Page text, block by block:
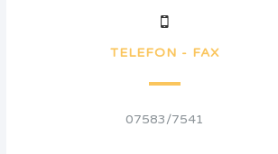
TELEFON - FAX
07583/7541